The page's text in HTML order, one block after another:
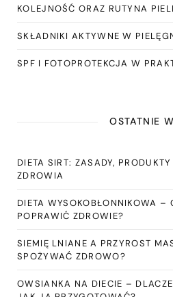
KOLEJNOŚĆ ORAZ RUTYNA
SKŁADNIKI AKTYWNE W
SPF I FOTOPROTEKCJA W
OSTATNIE
DIETA SIRT: ZASADY,
ZDROWIA
DIETA WYSOKOBŁONNIKOWA –
POPRAWIĆ ZDROWIE?
SIEMIĘ LNIANE A PRZYROST
SPOŻYWAĆ ZDROWO?
OWSIANKA NA DIECIE –